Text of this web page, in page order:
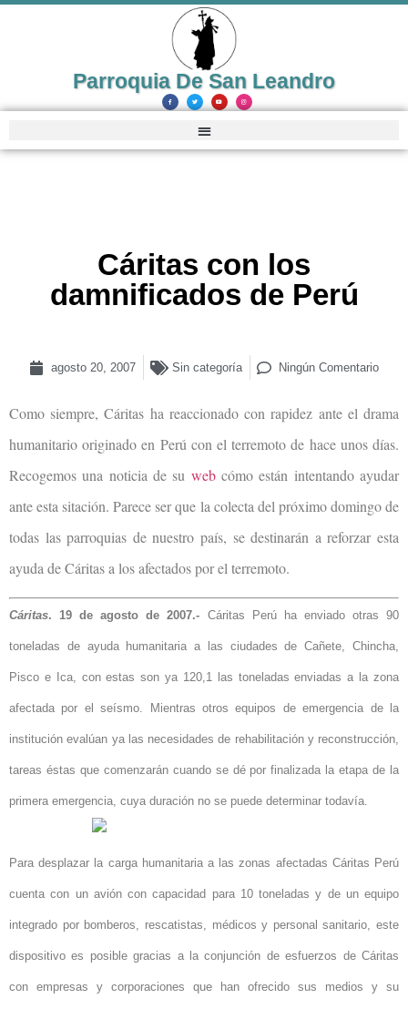
Parroquia De San Leandro
Cáritas con los
damnificados de Perú
agosto 20, 2007 Sin categoría Ningún Comentario
Como siempre, Cáritas ha reaccionado con rapidez ante el drama
humanitario originado en Perú con el terremoto de hace unos días.
Recogemos una noticia de su webcómo están intentando ayudar
ante esta sitación. Parece ser que la colecta del próximo domingo de
todas las parroquias de nuestro país, se destinarán a reforzar esta
ayuda de Cáritas a los afectados por el terremoto.
Cáritas. 19 de agosto de 2007.- Cáritas Perú ha enviado otras 90
toneladas de ayuda humanitaria a las ciudades de Cañete, Chincha,
Pisco e Ica, con estas son ya 120,1 las toneladas enviadas a la zona
afectada por el seísmo. Mientras otros equipos de emergencia de la
institución evalúan ya las necesidades de rehabilitación y reconstrucción,
tareas éstas que comenzarán cuando se dé por finalizada la etapa de la
primera emergencia, cuya duración no se puede determinar todavía.
Para desplazar la carga humanitaria a las zonas afectadas Cáritas Perú
cuenta con un avión con capacidad para 10 toneladas y de un equipo
integrado por bomberos, rescatistas, médicos y personal sanitario, este
dispositivo es posible gracias a la conjunción de esfuerzos de Cáritas
con empresas y corporaciones que han ofrecido sus medios y su